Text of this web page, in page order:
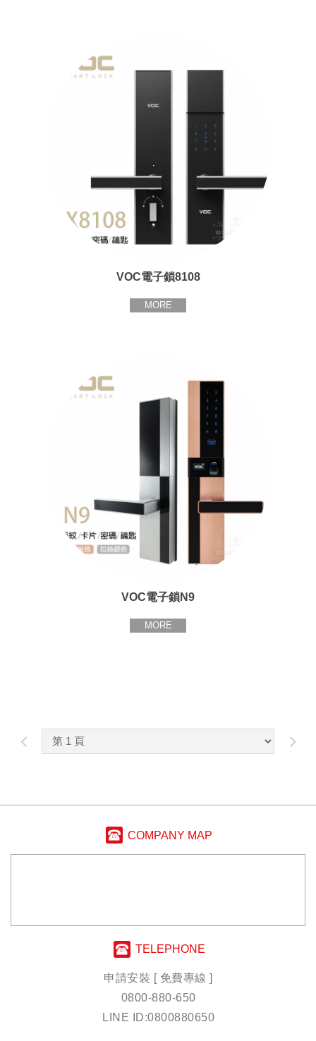
VOC電子鎖8108
MORE
VOC電子鎖N9
MORE
COMPANY MAP
TELEPHONE
申請安裝 [ 免費專線 ]
0800-880-650
LINE ID:0800880650